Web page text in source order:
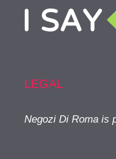
LEGAL
Negozi Di Roma is